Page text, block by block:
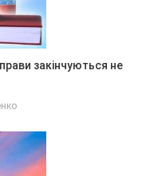
закінчуються не